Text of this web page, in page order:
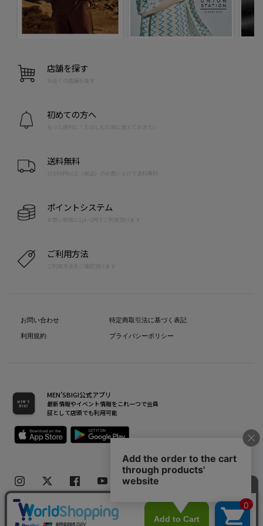
店舗を探す
お近くの店舗を探す
初めての方へ
もっと便利に！たのしむために覚えておきたい
送料無料
10,000円以上（税込）のお買い上げで送料無料
ポイントシステム
お買い物毎に1pt=1円でご利用頂けます
ご利用方法
ご利用方法をご確認頂けます
お問い合わせ
利用規約
特定商取引法に基づく表記
プライバシーポリシー
MEN’SBIGI公式アプリ
最新情報やイベント情報をこれ一つで会員
証として店頭でも利用可能
Copyright(C) Bigi Co.,Ltd.All Rights Reserved.